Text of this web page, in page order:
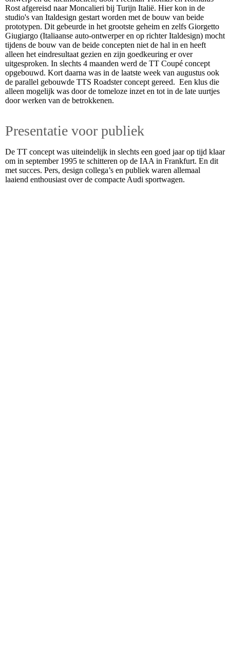
Rost afgereisd naar Moncalieri bij Turijn Italië. Hier kon in de
studio's van Italdesign gestart worden met de bouw van beide
prototypen. Dit gebeurde in het grootste geheim en zelfs Giorgetto
Giugiargo (Italiaanse auto-ontwerper en op richter Italdesign) mocht
tijdens de bouw van de beide concepten niet de hal in en heeft
alleen het eindresultaat gezien en zijn goedkeuring er over
uitgesproken. In slechts 4 maanden werd de TT Coupé concept
opgebouwd. Kort daarna was in de laatste week van augustus ook
de parallel gebouwde TTS Roadster concept gereed. Een klus die
alleen mogelijk was door de tomeloze inzet en tot in de late uurtjes
door werken van de betrokkenen.
Presentatie voor publiek
De TT concept was uiteindelijk in slechts een goed jaar op tijd klaar
om in september 1995 te schitteren op de IAA in Frankfurt. En dit
met succes. Pers, design collega’s en publiek waren allemaal
laaiend enthousiast over de compacte Audi sportwagen.